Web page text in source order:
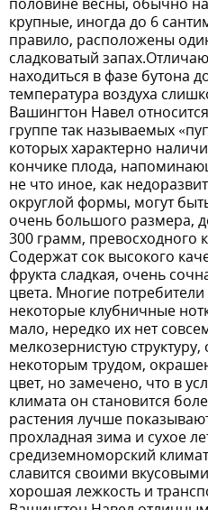
крупные, иногда до 6
правило, расположены
сладковатый
находиться в фазе бутона
температура воздуха
Вашингтон Навел
группе так называемых
которых характерно
кончике плода,
не что иное, как
округлой формы, могут
очень большого размера,
300 грамм, превосходного
Содержат сок высокого
фрукта сладкая, очень
цвета. Многие потребители
некоторые клубничные
мало, нередко их нет
мелкозернистую структуру,
некоторым трудом,
цвет, но замечено, что в
климата он становится
растения лучше
прохладная зима и сухое
средиземноморский
славится своими
хорошая лежкость и